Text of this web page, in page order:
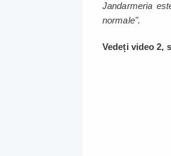
Jandarmeria
normale".
Vedeți video 2,